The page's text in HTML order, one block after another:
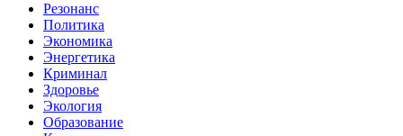
Резонанс
Политика
Экономика
Энергетика
Криминал
Здоровье
Экология
Образование